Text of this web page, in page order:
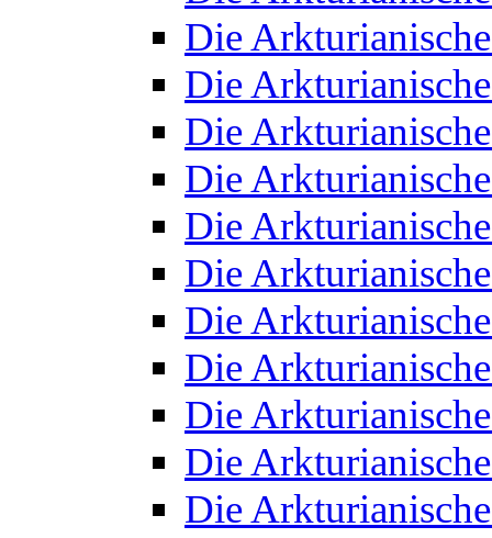
Die
Die
Die
Die
Die
Die
Die
Die
Die
Die
Die